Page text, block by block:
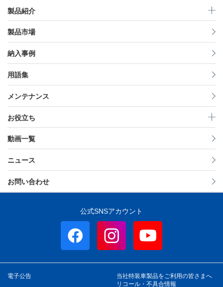
製品紹介
製品市場
納入事例
用語集
メンテナンス
お役立ち
動画一覧
ニュース
お問い合わせ
公式SNSアカウント
電子公告
当社特装車製品をご利用の皆さまへ
リコール・不具合情報